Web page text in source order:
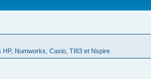
HP, Numworks, Casio, TI83 et Nspire